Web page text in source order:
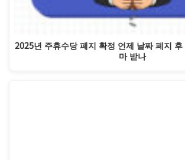
2025년 주휴수당 폐지 확정 언제 날짜 폐지
마 받나